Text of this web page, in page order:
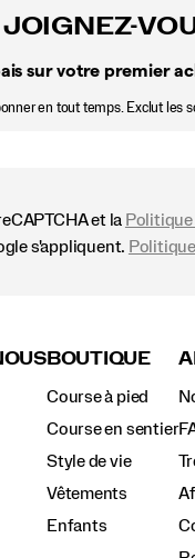
JOIGNEZ-
sur votre premier
en tout temps. Exclut les
et la
s'appliquent.
BOUTIQUE
Course à pied
Course en sentier
Style de vie
Vêtements
Enfants